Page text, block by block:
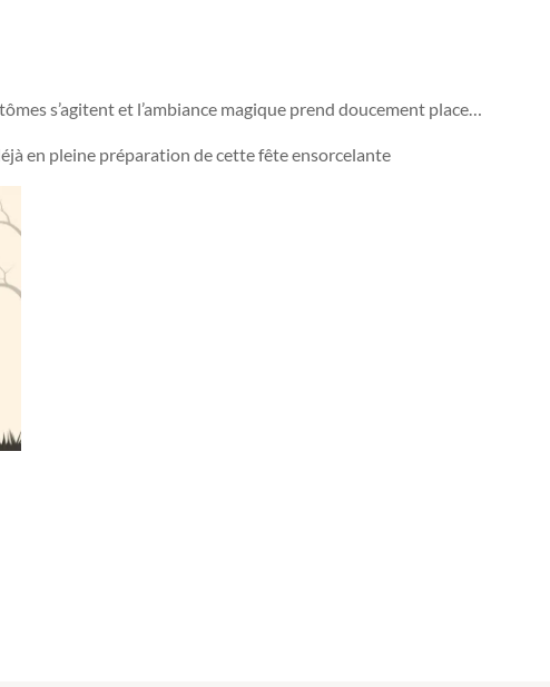
s’agitent et l’ambiance magique prend doucement place…
en pleine préparation de cette fête ensorcelante